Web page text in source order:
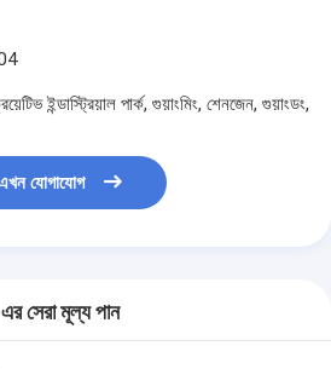
ইন্ডাস্ট্রিয়াল পার্ক, গুয়াংমিং, শেনজেন, গুয়াংডং,
যোগাযোগ
এর সেরা মূল্য পান